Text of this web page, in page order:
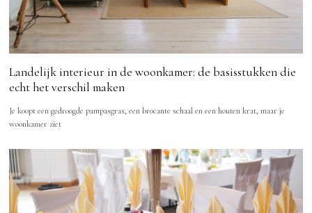
Landelijk interieur in de woonkamer: de basisstukken die
echt het verschil maken
Je koopt een gedroogde pampasgras, een brocante schaal en een houten krat, maar je
woonkamer ziet